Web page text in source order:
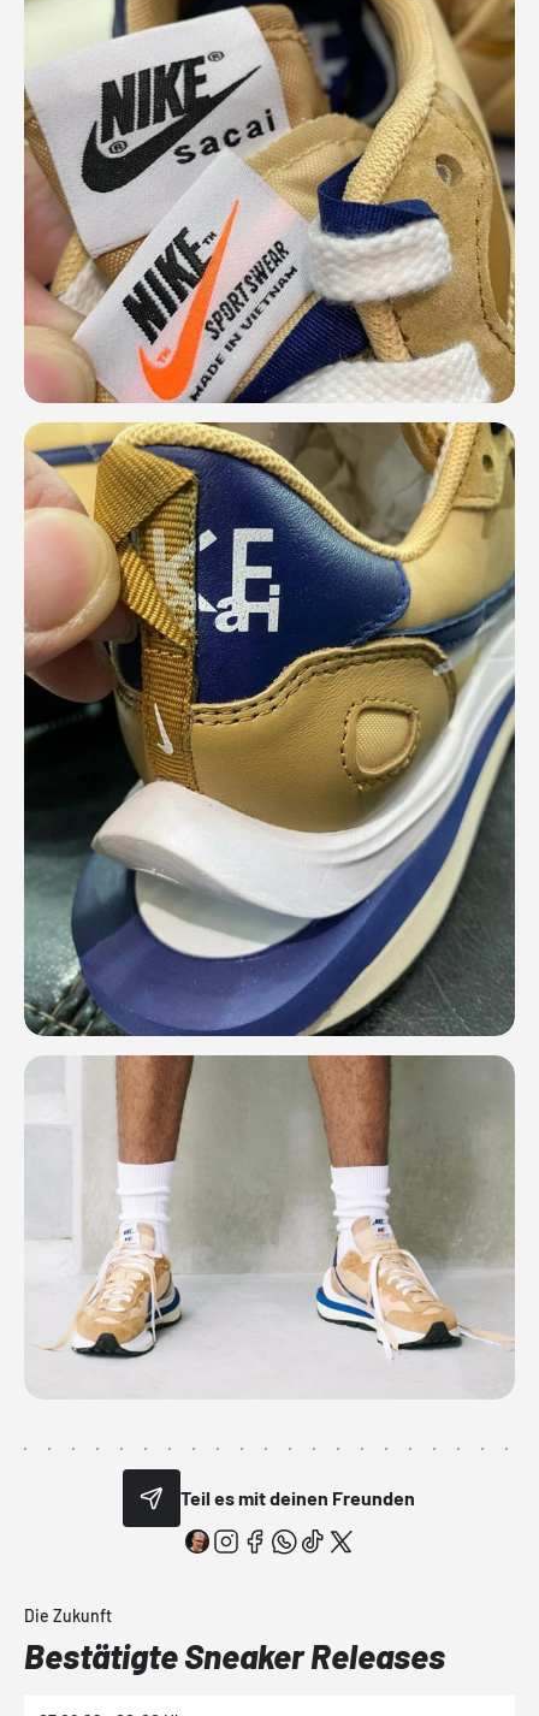
Teil es mit deinen Freunden
Die Zukunft
Bestätigte Sneaker Releases